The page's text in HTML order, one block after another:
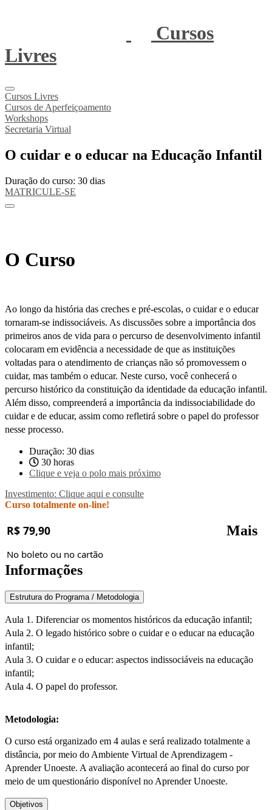
Cursos
Livres
Cursos Livres
Cursos de Aperfeiçoamento
Workshops
Secretaria Virtual
O cuidar e o educar na Educação Infantil
Duração do curso: 30 dias
MATRICULE-SE
O Curso
Ao longo da história das creches e pré-escolas, o cuidar e o educar
tornaram-se indissociáveis. As discussões sobre a importância dos
primeiros anos de vida para o percurso de desenvolvimento infantil
colocaram em evidência a necessidade de que as instituições
voltadas para o atendimento de crianças não só promovessem o
cuidar, mas também o educar. Neste curso, você conhecerá o
percurso histórico da constituição da identidade da educação infantil.
Além disso, compreenderá a importância da indissociabilidade do
cuidar e de educar, assim como refletirá sobre o papel do professor
nesse processo.
Duração: 30 dias
30 horas
Clique e veja o polo mais próximo
Investimento: Clique aqui e consulte
Curso totalmente on-line!
R$ 79,90
No boleto ou no cartão
Mais
Informações
Estrutura do Programa / Metodologia
Aula 1. Diferenciar os momentos históricos da educação infantil;
Aula 2. O legado histórico sobre o cuidar e o educar na educação
infantil;
Aula 3. O cuidar e o educar: aspectos indissociáveis na educação
infantil;
Aula 4. O papel do professor.
Metodologia:
O curso está organizado em 4 aulas e será realizado totalmente a
distância, por meio do Ambiente Virtual de Aprendizagem -
Aprender Unoeste. A avaliação acontecerá ao final do curso por
meio de um questionário disponível no Aprender Unoeste.
Objetivos